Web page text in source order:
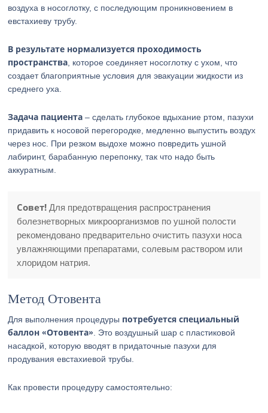
воздуха в носоглотку, с последующим проникновением в
евстахиеву трубу.
В результате нормализуется проходимость
пространства , которое соединяет носоглотку с ухом, что
создает благоприятные условия для эвакуации жидкости из
среднего уха.
Задача пациента – сделать глубокое вдыхание ртом, пазухи
придавить к носовой перегородке, медленно выпустить воздух
через нос. При резком выдохе можно повредить ушной
лабиринт, барабанную перепонку, так что надо быть
аккуратным.
Совет! Для предотвращения распространения
болезнетворных микроорганизмов по ушной полости
рекомендовано предварительно очистить пазухи носа
увлажняющими препаратами, солевым раствором или
хлоридом натрия.
Метод Отовента
Для выполнения процедуры потребуется специальный
баллон «Отовента» . Это воздушный шар с пластиковой
насадкой, которую вводят в придаточные пазухи для
продувания евстахиевой трубы.
Как провести процедуру самостоятельно: